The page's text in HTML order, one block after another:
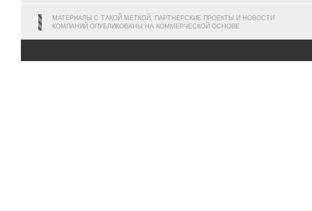
МАТЕРИАЛЫ С ТАКОЙ МЕТКОЙ, ПАРТНЕРСКИЕ ПРОЕКТЫ И НОВОСТИ
КОМПАНИЙ ОПУБЛИКОВАНЫ НА КОММЕРЧЕСКОЙ ОСНОВЕ